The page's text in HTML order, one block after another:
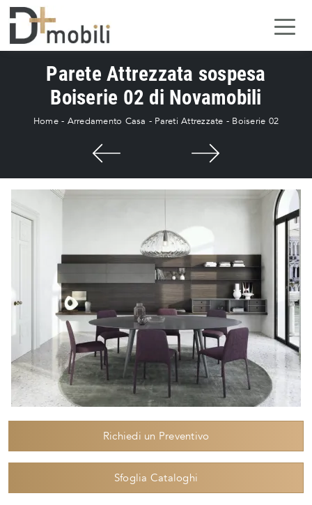
Parete Attrezzata sospesa
Boiserie 02 di Novamobili
Home- Arredamento Casa - Pareti Attrezzate - Boiserie 02
Richiedi un Preventivo
Sfoglia Cataloghi